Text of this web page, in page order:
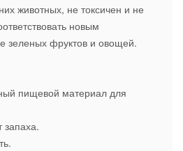
животных, не токсичен и не
новым
зеленых фруктов и овощей.
пищевой материал для
запаха.